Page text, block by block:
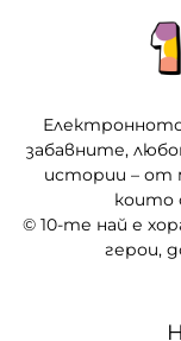
Електронното
забавните,
истории – от
които
© 10-те най е
герои,